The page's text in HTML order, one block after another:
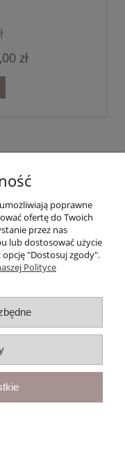
zł
poprawne
ofertę do Twoich
przez nas
lub dostosować użycie
"Dostosuj zgody".
Polityce